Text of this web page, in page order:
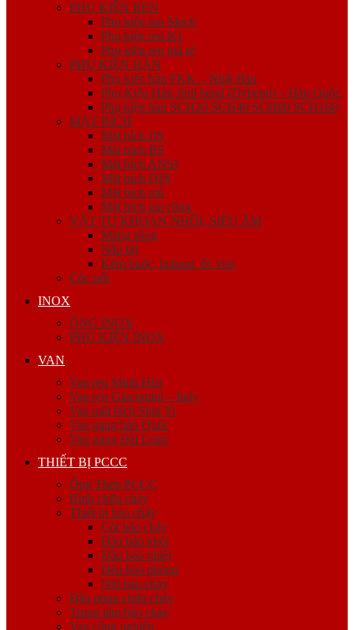
PHỤ KIỆN REN
Phụ kiện ren Mech
Phụ kiện ren K1
Phụ kiện ren giá rẻ
PHỤ KIỆN HÀN
Phụ kiện hàn FKK – Nhật Bản
Phụ Kiện Hàn Jinil bend (Dybend) – Hàn Quốc
Phụ kiện hàn SCH20 SCH40 SCH80 SCH160
MẶT BÍCH
Mặt bích JIS
Mặt bích BS
Mặt bích ANSI
Mặt bích DIN
Mặt bích mù
Mặt bích gia công
VẬT TƯ KHOAN NHỒI, SIÊU ÂM
Măng sông
Nắp bịt
Kẽm buộc, bulong, ốc viss
Cóc nối
INOX
ỐNG INOX
PHỤ KIỆN INOX
VAN
Van ren Minh Hòa
Van ren Giacomini – Italy
Van mặt bích Shin Yi
Van gang hàn Quốc
Van gang Đài Loan
THIẾT BỊ PCCC
Ống Thép PCCC
Bình chữa cháy
Thiết bị báo cháy
Còi báo cháy
Đầu báo khói
Đầu báo nhiệt
Đèn báo phòng
Nút báo cháy
Đầu phun chữa cháy
Trung tâm báo cháy
Van công nghiệp